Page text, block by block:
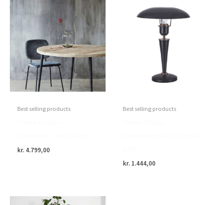
Best selling products
kr. 4.799,00
Best selling products
kr. 1.444,00